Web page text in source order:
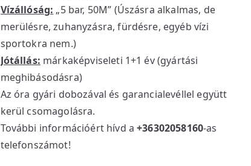
Vízállóság: „5 bar, 50M” (Úszásra alkalmas, de
merülésre, zuhanyzásra, fürdésre, egyéb vízi
sportokra nem.)
Jótállás: márkaképviseleti 1+1 év (gyártási
meghibásodásra)
Az óra gyári dobozával és garancialevéllel együtt
kerül csomagolásra.
További információért hívd a+36302058160-as
telefonszámot!